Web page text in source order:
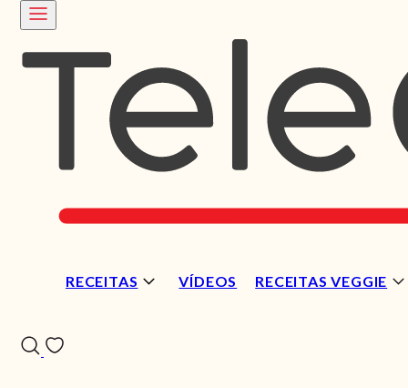
RECEITAS VÍDEOS RECEITAS VEGGIE